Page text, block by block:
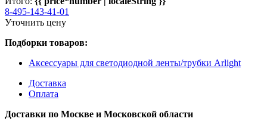
8-495-143-41-01
Уточнить цену
Подборки товаров:
Аксессуары для светодиодной ленты/трубки Arlight
Доставка
Оплата
Доставки по Москве и Московской области